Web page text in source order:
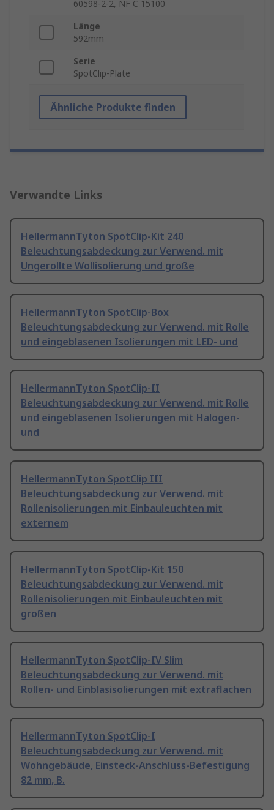
60598-2-2, NF C 15100
Länge
592mm
Serie
SpotClip-Plate
Ähnliche Produkte finden
Verwandte Links
HellermannTyton SpotClip-Kit 240
Beleuchtungsabdeckung zur Verwend. mit
Ungerollte Wollisolierung und große
HellermannTyton SpotClip-Box
Beleuchtungsabdeckung zur Verwend. mit Rolle
und eingeblasenen Isolierungen mit LED- und
HellermannTyton SpotClip-II
Beleuchtungsabdeckung zur Verwend. mit Rolle
und eingeblasenen Isolierungen mit Halogen-
und
HellermannTyton SpotClip III
Beleuchtungsabdeckung zur Verwend. mit
Rollenisolierungen mit Einbauleuchten mit
externem
HellermannTyton SpotClip-Kit 150
Beleuchtungsabdeckung zur Verwend. mit
Rollenisolierungen mit Einbauleuchten mit
großen
HellermannTyton SpotClip-IV Slim
Beleuchtungsabdeckung zur Verwend. mit
Rollen- und Einblasisolierungen mit extraflachen
HellermannTyton SpotClip-I
Beleuchtungsabdeckung zur Verwend. mit
Wohngebäude, Einsteck-Anschluss-Befestigung
82 mm, B.